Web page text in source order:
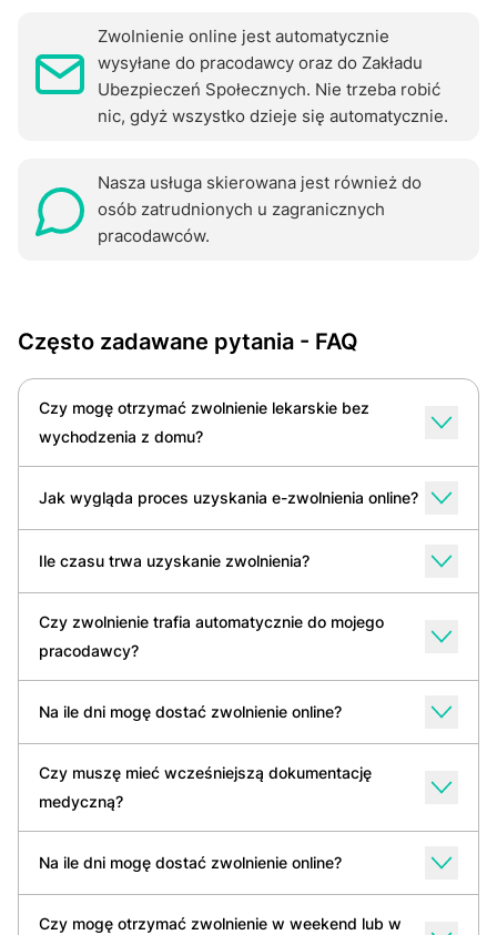
ZwоInіenіе online jest automatycznie
wysyłane do pracodawcy oraz do Zakładu
Ubezpieczeń Społecznych. Nie trzeba robić
nic, gdyż wszystko dzieje się automatycznie.
Nasza usługa skierowana jest również do
osób zatrudnionych u zagranicznych
pracodawców.
Często zadawane pytania - FAQ
Czy mogę otrzymać zwolnienie lekarskie bez
wychodzenia z domu?
Jak wygląda proces uzyskania e-zwolnienia online?
Ile czasu trwa uzyskanie zwolnienia?
Czy zwolnienie trafia automatycznie do mojego
pracodawcy?
Na ile dni mogę dostać zwolnienie online?
Czy muszę mieć wcześniejszą dokumentację
medyczną?
Na ile dni mogę dostać zwolnienie online?
Czy mogę otrzymać zwolnienie w weekend lub w